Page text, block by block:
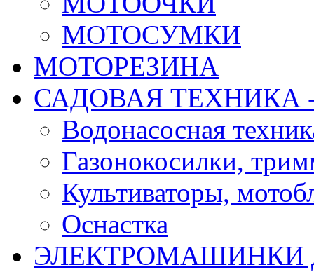
МОТОСУМКИ
МОТОРЕЗИНА
САДОВАЯ ТЕХНИКА
Водонасосная
Газонокосилки,
Культиваторы,
Оснастка
ЭЛЕКТРОМАШИНКИ